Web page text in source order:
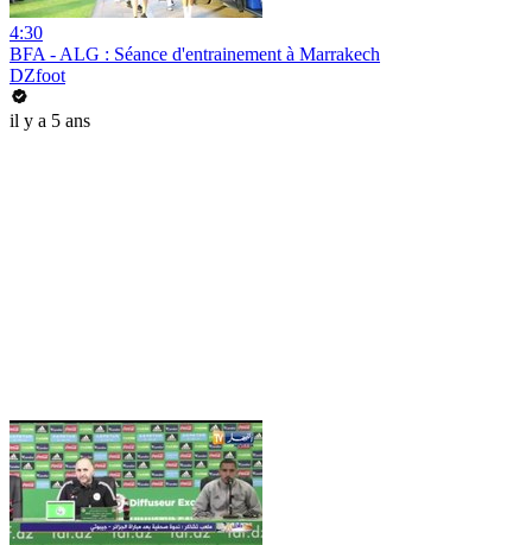
4:30
BFA - ALG : Séance d'entrainement à Marrakech
DZfoot
il y a 5 ans